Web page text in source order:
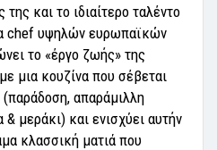
και το ιδιαίτερο ταλέντο
chef υψηλών ευρωπαϊκών
το «έργο ζωής» της
μια κουζίνα που σέβεται
(παράδοση, απαράμιλλη
& μεράκι) και ενισχύει αυτήν
κλασσική ματιά που